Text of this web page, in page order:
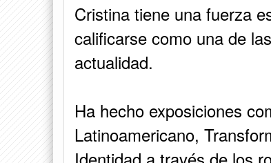
Cristina tiene una fuerza
calificarse como una de
actualidad.
Ha hecho exposiciones
Latinoamericano,